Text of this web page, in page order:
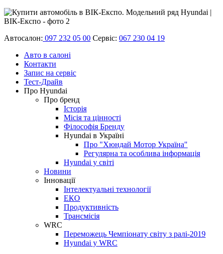
Автосалон: 097 232 05 00 Сервіс: 067 230 04 19
Авто в салоні
Контакти
Запис на сервіс
Тест-Драйв
Про Hyundai
Про бренд
Історія
Місія та цінності
Філософія Бренду
Hyundai в Україні
Про "Хюндай Мотор Україна"
Регулярна та особлива інформація
Hyundai у світі
Новини
Інновації
Інтелектуальні технології
ЕКО
Продуктивність
Трансмісія
WRC
Переможець Чемпіонату світу з ралі-2019
Hyundai у WRC